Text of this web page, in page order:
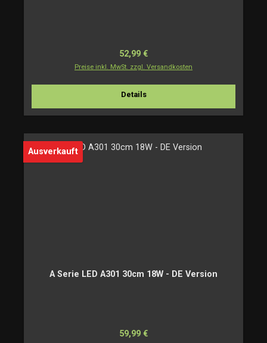
Regulärer Preis:
52,99 €
Preise inkl. MwSt. zzgl. Versandkosten
Details
Ausverkauft
A Serie LED A301 30cm 18W - DE Version
Regulärer Preis:
59,99 €